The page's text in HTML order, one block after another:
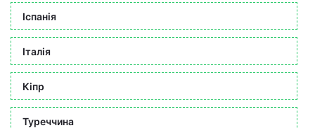
Іспанія
Італія
Кіпр
Туреччина